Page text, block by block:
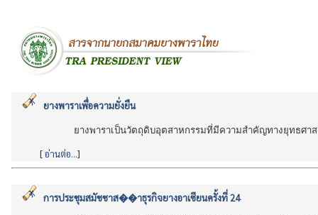
ยางพาราเพื่อความยั่งยืน
ยางพาราเป็นวัตถุดิบอุตสาหกรรมที่มีความสำคัญทางยุทธศ
[อ่านต่อ...]
การประชุมสมัชชาส��าธุรกิจยางอาเซียนครั้งที่ 24